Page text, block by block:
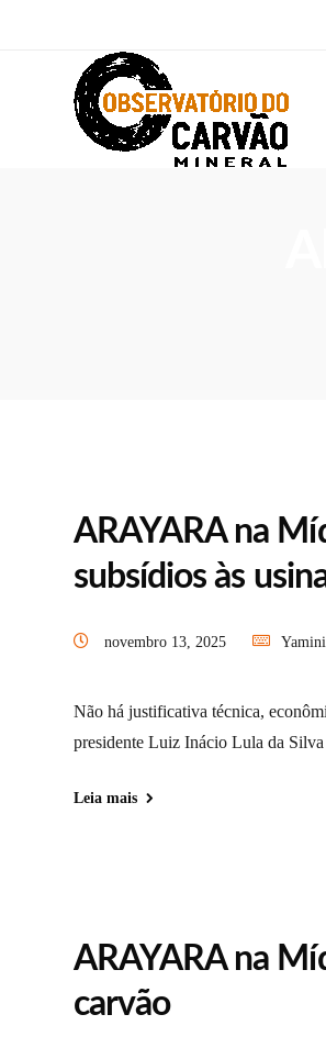
ARAYARA na
subsídios às
novembro 13, 2025
Não há justificativa técnica,
presidente Luiz Inácio Lula da
Leia mais
ARAYARA na
carvão